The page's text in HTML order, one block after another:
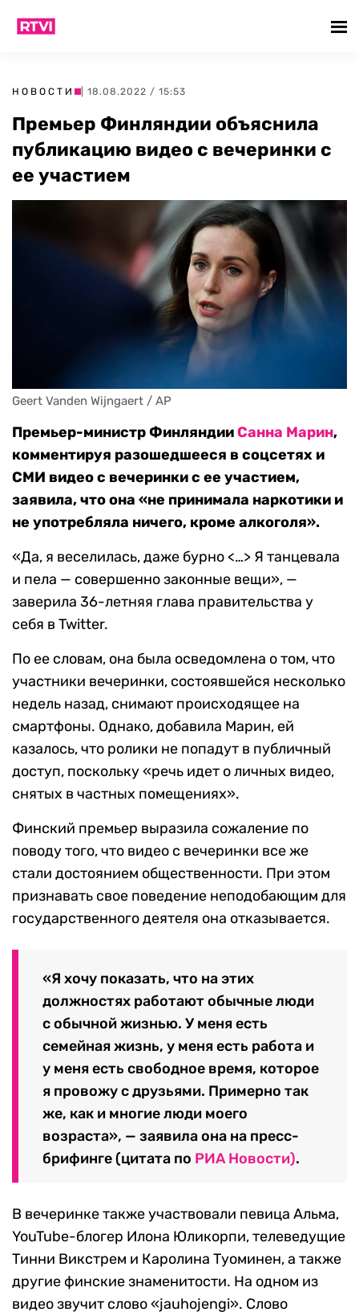
НОВОСТИ | 18.08.2022 / 15:53
Премьер Финляндии объяснила
публикацию видео с вечеринки с
ее участием
Geert Vanden Wijngaert / AP
Премьер-министр ФинляндииСанна Марин,
комментируя разошедшееся в соцсетях и
СМИ видео с вечеринки с ее участием,
заявила, что она «не принимала наркотики и
не употребляла ничего, кроме алкоголя».
«Да, я веселилась, даже бурно <…> Я танцевала
и пела — совершенно законные вещи», —
заверила 36-летняя глава правительства у
себя в Twitter.
По ее словам, она была осведомлена о том, что
участники вечеринки, состоявшейся несколько
недель назад, снимают происходящее на
смартфоны. Однако, добавила Марин, ей
казалось, что ролики не попадут в публичный
доступ, поскольку «речь идет о личных видео,
снятых в частных помещениях».
Финский премьер выразила сожаление по
поводу того, что видео с вечеринки все же
стали достоянием общественности. При этом
признавать свое поведение неподобающим для
государственного деятеля она отказывается.
«Я хочу показать, что на этих
должностях работают обычные люди
с обычной жизнью. У меня есть
семейная жизнь, у меня есть работа и
у меня есть свободное время, которое
я провожу с друзьями. Примерно так
же, как и многие люди моего
возраста», — заявила она на пресс-
брифинге (цитата по РИА Новости).
В вечеринке также участвовали певица Альма,
YouTube-блогер Илона Юликорпи, телеведущие
Тинни Викстрем и Каролина Туоминен, а также
другие финские знаменитости. На одном из
видео звучит слово «jauhojengi». Слово